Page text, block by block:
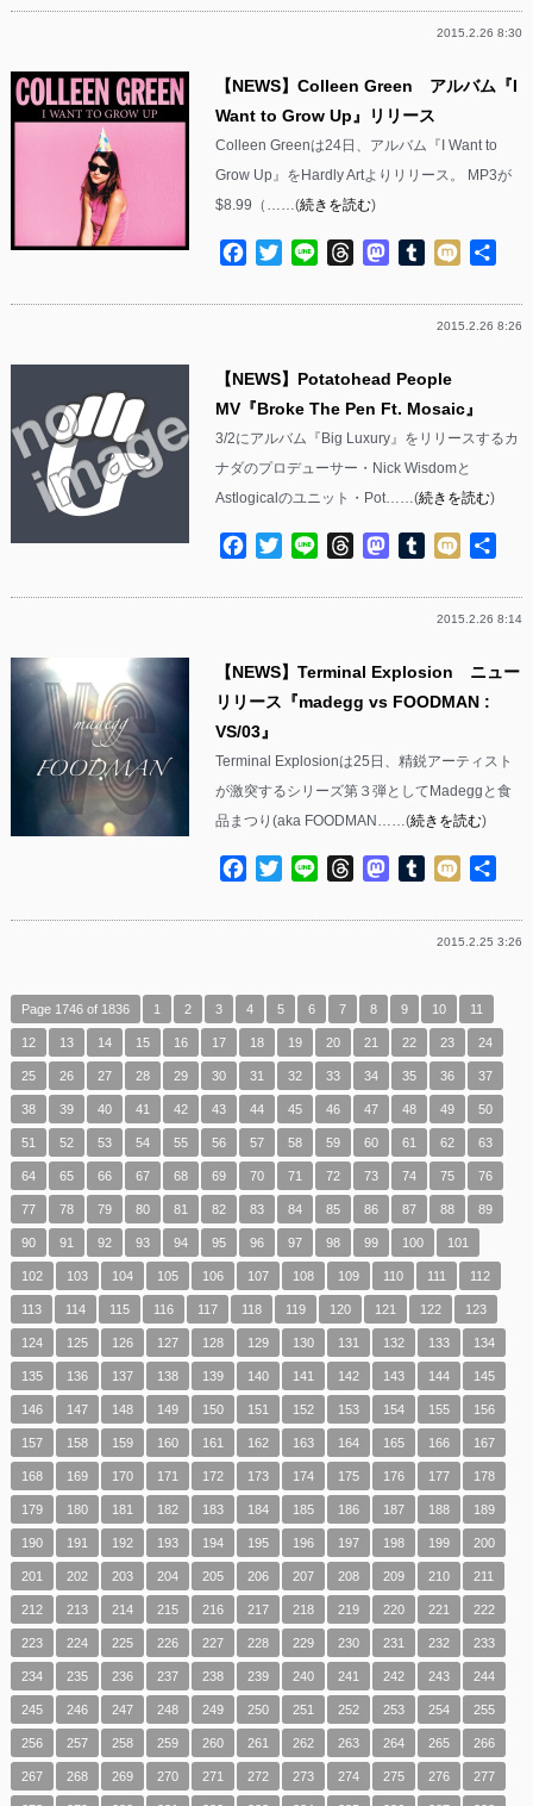
2015.2.26 8:30
【NEWS】Colleen Green アルバム『I
Want to Grow Up』リリース
Colleen Greenは24日、アルバム『I Want to
Grow Up』をHardly Artよりリリース。 MP3が
$8.99（……(続きを読む)
Facebook
TwitterLine ThreadsMastodon
Tumblr
Mixi
2015.2.26 8:26
【NEWS】Potatohead People
MV『Broke The Pen Ft. Mosaic』
3/2にアルバム『Big Luxury』をリリースするカ
ナダのプロデューサー・Nick Wisdomと
Astlogicalのユニット・Pot……(続きを読む)
Facebook
TwitterLine ThreadsMastodon
Tumblr
Mixi
2015.2.26 8:14
【NEWS】Terminal Explosion ニュー
リリース『madegg vs FOODMAN :
VS/03』
Terminal Explosionは25日、精鋭アーティスト
が激突するシリーズ第３弾としてMadeggと食
品まつり(aka FOODMAN……(続きを読む)
Facebook
TwitterLine ThreadsMastodon
Tumblr
Mixi
2015.2.25 3:26
Page 1746 of 1836 1 2 3 4 5 6 7 8 9 10 11
12 13 14 15 16 17 18 19 20 21 22 23 24
25 26 27 28 29 30 31 32 33 34 35 36 37
38 39 40 41 42 43 44 45 46 47 48 49 50
51 52 53 54 55 56 57 58 59 60 61 62 63
64 65 66 67 68 69 70 71 72 73 74 75 76
77 78 79 80 81 82 83 84 85 86 87 88 89
90 91 92 93 94 95 96 97 98 99 100 101
102 103 104 105 106 107 108 109 110 111 112
113 114 115 116 117 118 119 120 121 122 123
124 125 126 127 128 129 130 131 132 133 134
135 136 137 138 139 140 141 142 143 144 145
146 147 148 149 150 151 152 153 154 155 156
157 158 159 160 161 162 163 164 165 166 167
168 169 170 171 172 173 174 175 176 177 178
179 180 181 182 183 184 185 186 187 188 189
190 191 192 193 194 195 196 197 198 199 200
201 202 203 204 205 206 207 208 209 210 211
212 213 214 215 216 217 218 219 220 221 222
223 224 225 226 227 228 229 230 231 232 233
234 235 236 237 238 239 240 241 242 243 244
245 246 247 248 249 250 251 252 253 254 255
256 257 258 259 260 261 262 263 264 265 266
267 268 269 270 271 272 273 274 275 276 277